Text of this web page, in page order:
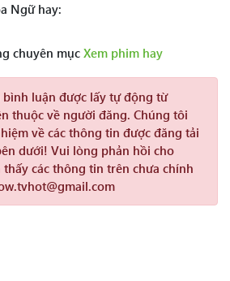
Ngữ hay:
chuyên mục Xem phim hay
bình luận được lấy tự động từ
thuộc về người đăng. Chúng tôi
về các thông tin được đăng tải
dưới! Vui lòng phản hồi cho
các thông tin trên chưa chính